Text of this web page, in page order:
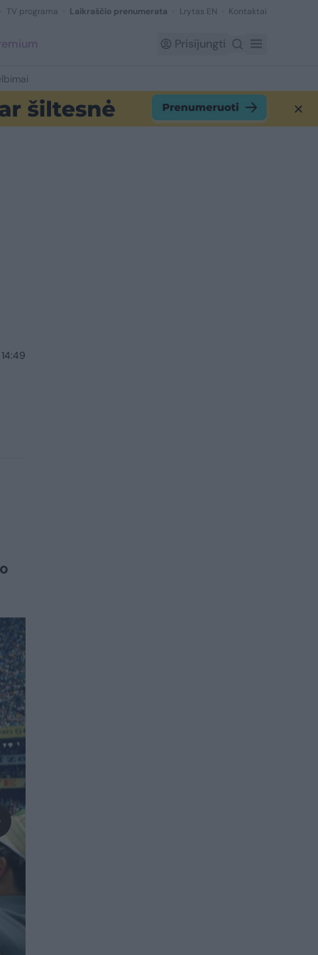
TV programa Laikraščio prenumerata Lrytas EN Kontaktai
Prisijungti